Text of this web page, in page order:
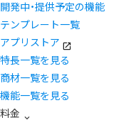
開発中・提供予定の機能
テンプレート一覧
アプリストア
特長一覧を見る
商材一覧を見る
機能一覧を見る
料金